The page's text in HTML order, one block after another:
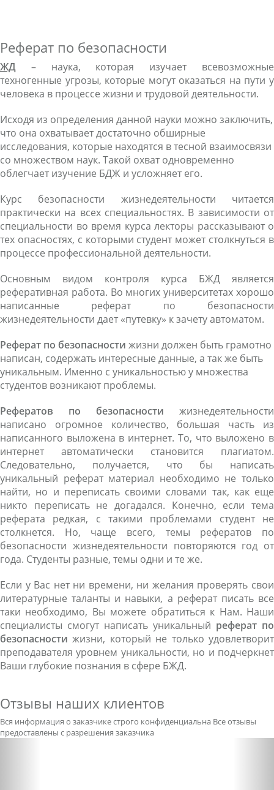
Реферат по безопасности
ЖД – наука, которая изучает всевозможные
техногенные угрозы, которые могут оказаться на пути у
человека в процессе жизни и трудовой деятельности.
Исходя из определения данной науки можно заключить,
что она охватывает достаточно обширные
исследования, которые находятся в тесной взаимосвязи
со множеством наук. Такой охват одновременно
облегчает изучение БДЖ и усложняет его.
Курс безопасности жизнедеятельности читается
практически на всех специальностях. В зависимости от
специальности во время курса лекторы рассказывают о
тех опасностях, с которыми студент может столкнуться в
процессе профессиональной деятельности.
Основным видом контроля курса БЖД является
реферативная работа. Во многих университетах хорошо
написанные реферат по безопасности
жизнедеятельности дает «путевку» к зачету автоматом.
Реферат по безопасности жизни должен быть грамотно
написан, содержать интересные данные, а так же быть
уникальным. Именно с уникальностью у множества
студентов возникают проблемы.
Рефератов по безопасности жизнедеятельности
написано огромное количество, большая часть из
написанного выложена в интернет. То, что выложено в
интернет автоматически становится плагиатом.
Следовательно, получается, что бы написать
уникальный реферат материал необходимо не только
найти, но и переписать своими словами так, как еще
никто переписать не догадался. Конечно, если тема
реферата редкая, с такими проблемами студент не
столкнется. Но, чаще всего, темы рефератов по
безопасности жизнедеятельности повторяются год от
года. Студенты разные, темы одни и те же.
Если у Вас нет ни времени, ни желания проверять свои
литературные таланты и навыки, а реферат писать все
таки необходимо, Вы можете обратиться к Нам. Наши
специалисты смогут написать уникальный реферат по
безопасности жизни, который не только удовлетворит
преподавателя уровнем уникальности, но и подчеркнет
Ваши глубокие познания в сфере БЖД.
Отзывы наших клиентов
Вся информация о заказчике строго конфиденциальна Все отзывы
предоставлены с разрешения заказчика